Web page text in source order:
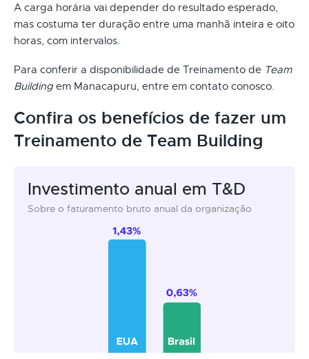
A carga horária vai depender do resultado esperado,
mas costuma ter duração entre uma manhã inteira e oito
horas, com intervalos.
Para conferir a disponibilidade de Treinamento de Team
Building em Manacapuru, entre em contato conosco.
Confira os benefícios de fazer um
Treinamento de Team Building
Investimento anual em T&D
Sobre o faturamento bruto anual da organização